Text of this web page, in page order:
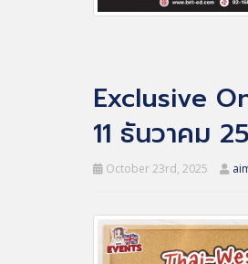
Exclusive
11 ธันวาคม
October 23rd, 2025